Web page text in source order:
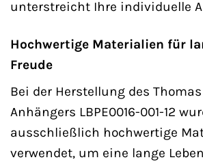
unterstreicht Ihre individuelle
Hochwertige Materialien für
Freude
Bei der Herstellung des
Anhängers LBPE0016-001-12
ausschließlich hochwertige
verwendet, um eine lange